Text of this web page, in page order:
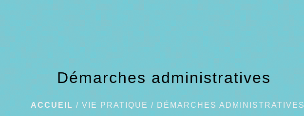
Démarches administratives
ACCUEIL /VIE PRATIQUE / DÉMARCHES ADMINISTRATIVES